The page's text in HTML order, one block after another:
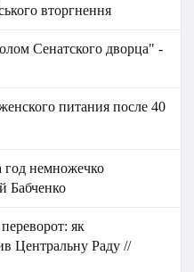
вторгнення
Сенатского дворца" -
питания после 40
год немножечко
Бабченко
як
Центральну Раду //